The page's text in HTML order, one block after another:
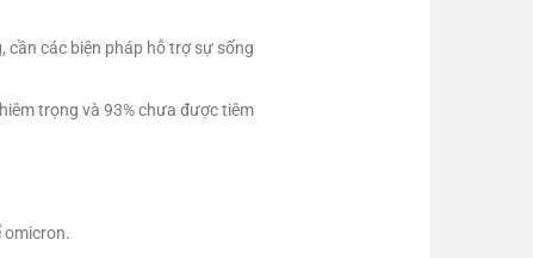
cần các biện pháp hỗ trợ sự sống
trọng và 93% chưa được tiêm
omicron.